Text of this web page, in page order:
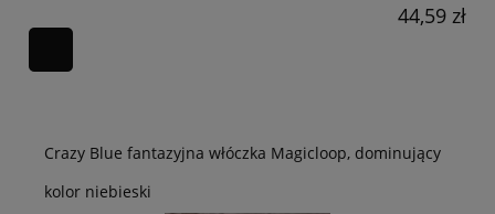
44,59 zł
Crazy Blue fantazyjna włóczka Magicloop, dominujący
kolor niebieski